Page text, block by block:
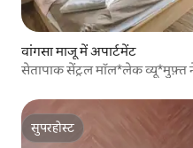
वांगसा माजू में अपार्टमेंट
सेतापाक सेंट्रल मॉल*लेक
सुपरहोस्ट
सुपरहोस्ट